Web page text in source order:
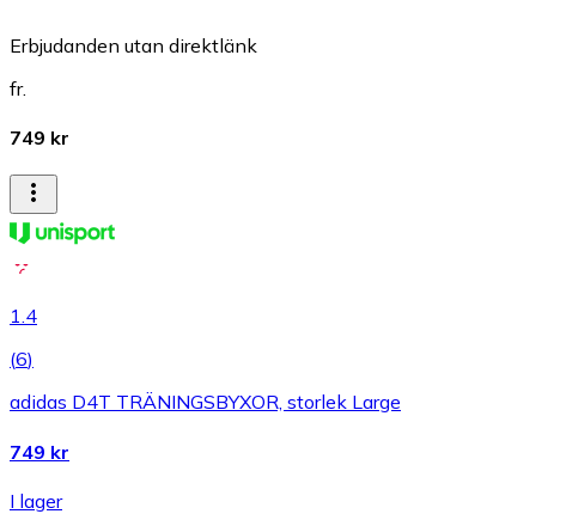
Erbjudanden utan direktlänk
fr.
749 kr
1.4
(6)
adidas D4T TRÄNINGSBYXOR, storlek Large
749 kr
I lager